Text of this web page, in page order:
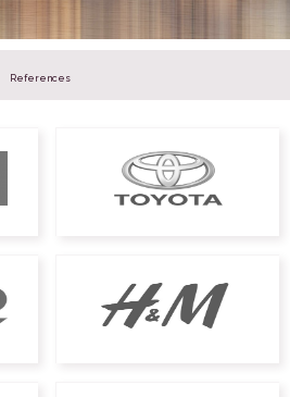
References